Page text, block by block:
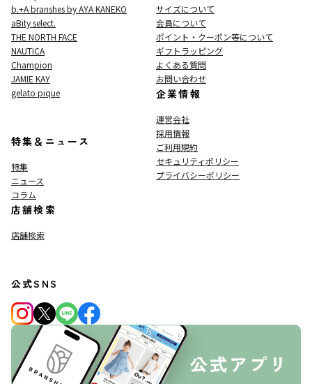
b.+A branshes by AYA KANEKO
aBity select.
THE NORTH FACE
NAUTICA
Champion
JAMIE KAY
gelato pique
特集＆ニュース
特集
ニュース
コラム
店舗検索
店舗検索
サイズについて
会員について
ポイント・クーポン等について
ギフトラッピング
よくある質問
お問い合わせ
企業情報
運営会社
採用情報
ご利用規約
セキュリティポリシー
プライバシーポリシー
公式SNS